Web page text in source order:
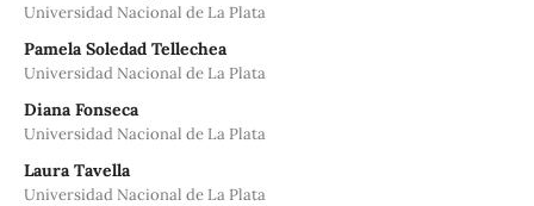
Universidad Nacional de La Plata
Pamela Soledad Tellechea
Universidad Nacional de La Plata
Diana Fonseca
Universidad Nacional de La Plata
Laura Tavella
Universidad Nacional de La Plata